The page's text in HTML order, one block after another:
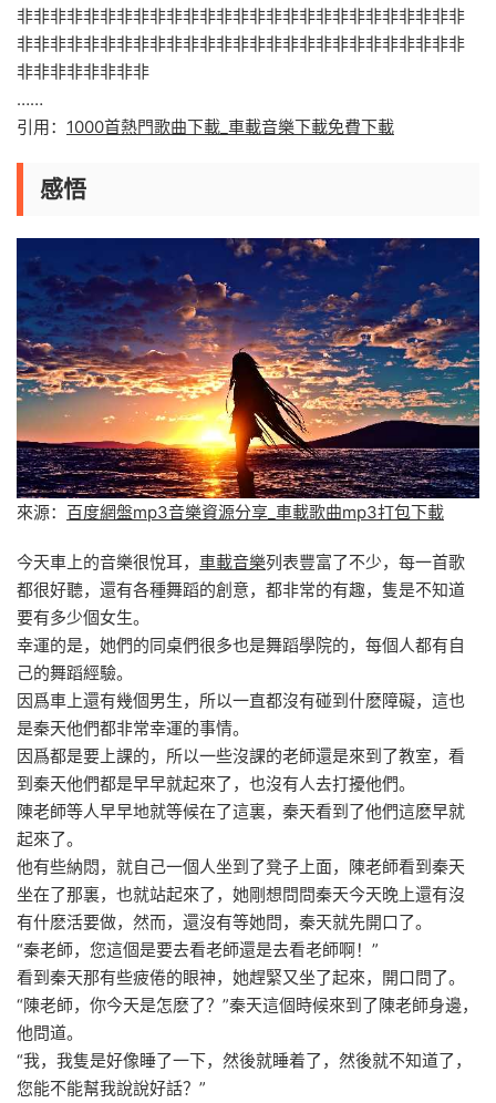
非非非非非非非非非非非非非非非非非非非非非非非非非非非
非非非非非非非非非非非非非非非非非非非非非非非非非非非
非非非非非非非非
……
引用： 1000首熱門歌曲下載_車載音樂下載免費下載
感悟
來源： 百度網盤mp3音樂資源分享_車載歌曲mp3打包下載
今天車上的音樂很悅耳， 車載音樂列表豐富了不少，每一首歌
都很好聽，還有各種舞蹈的創意，都非常的有趣，隻是不知道
要有多少個女生。
幸運的是，她們的同桌們很多也是舞蹈學院的，每個人都有自
己的舞蹈經驗。
因爲車上還有幾個男生，所以一直都沒有碰到什麽障礙，這也
是秦天他們都非常幸運的事情。
因爲都是要上課的，所以一些沒課的老師還是來到了教室，看
到秦天他們都是早早就起來了，也沒有人去打擾他們。
陳老師等人早早地就等候在了這裏，秦天看到了他們這麽早就
起來了。
他有些納悶，就自己一個人坐到了凳子上面，陳老師看到秦天
坐在了那裏，也就站起來了，她剛想問問秦天今天晚上還有沒
有什麽活要做，然而，還沒有等她問，秦天就先開口了。
“秦老師，您這個是要去看老師還是去看老師啊！”
看到秦天那有些疲倦的眼神，她趕緊又坐了起來，開口問了。
“陳老師，你今天是怎麽了？”秦天這個時候來到了陳老師身邊，
他問道。
“我，我隻是好像睡了一下，然後就睡着了，然後就不知道了，
您能不能幫我說說好話？”